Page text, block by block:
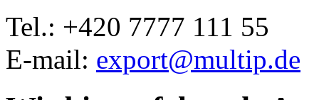
Tel.: +420 7777 111 55
E-mail: export@multip.de